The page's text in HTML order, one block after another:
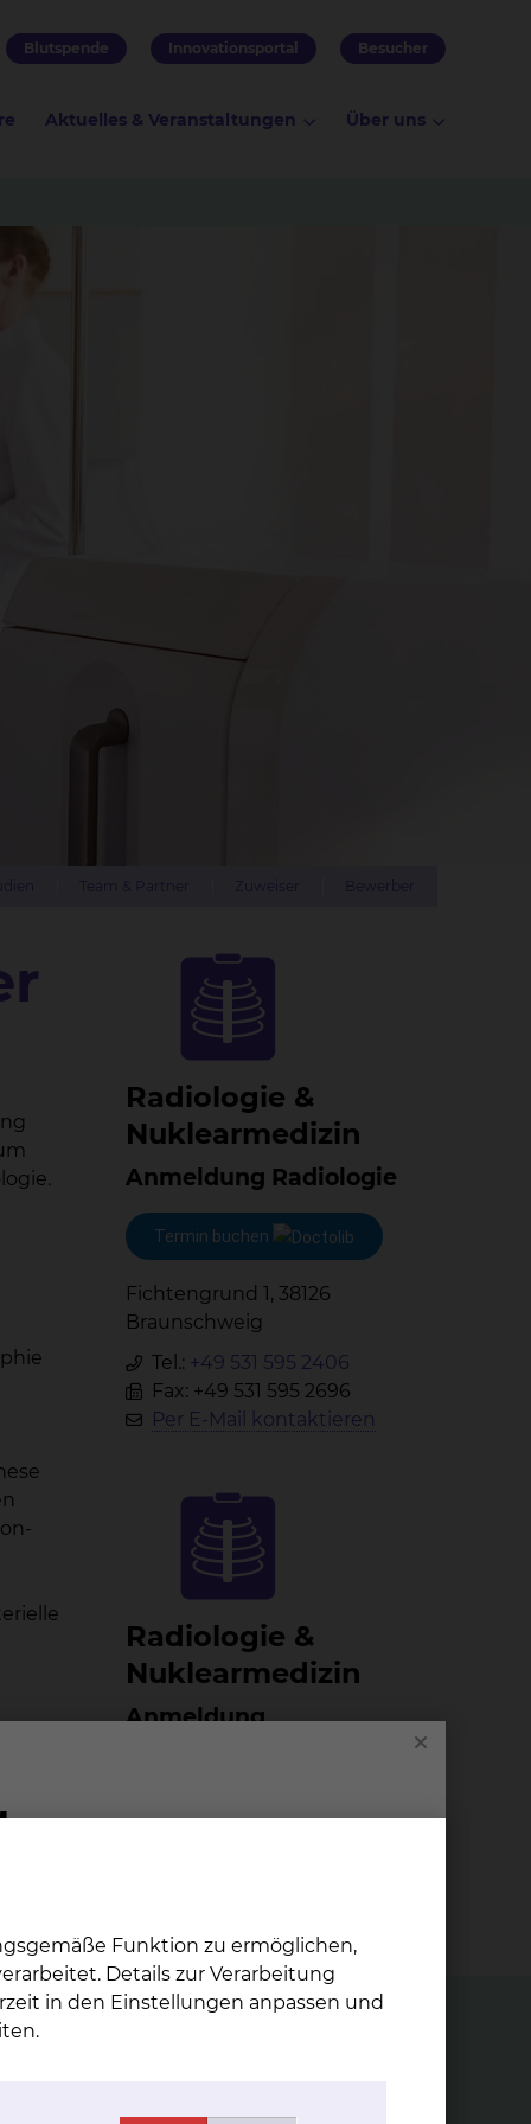
Blutspende Innovationsportal Besucher
Aktuelles & Veranstaltungen Über uns
Ra­dio­lo­gie &
Nu­kle­ar­me­di­zin
Anmeldung Radiologie
Termin buchen
Fichtengrund 1, 38126
Braunschweig
Tel.: +49 531 595 2406
Fax: +49 531 595 2696
Per E-Mail kontaktieren
Ra­dio­lo­gie &
Nu­kle­ar­me­di­zin
Anmeldung
Braunschweig
Funktion zu ermöglichen,
Details zur Verarbeitung
in den Einstellungen anpassen und